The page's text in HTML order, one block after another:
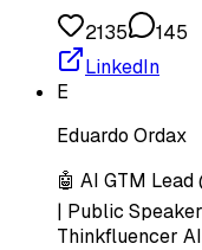
2135
145
LinkedIn
E
Eduardo Ordax
🤖 AI GTM
| Public
Thinkfluencer